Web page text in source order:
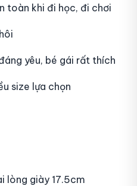
toàn khi đi học, đi chơi
yêu, bé gái rất thích
size lựa chọn
lòng giày 17.5cm